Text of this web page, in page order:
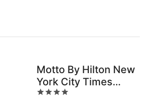
Motto By Hilton New
York City Times
Square
4